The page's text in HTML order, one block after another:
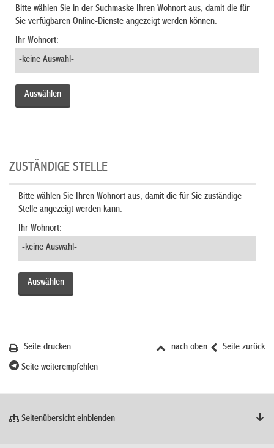
Bitte wählen Sie in der Suchmaske Ihren Wohnort aus, damit die für
Sie verfügbaren Online-Dienste angezeigt werden können.
Ihr Wohnort:
ZUSTÄNDIGE STELLE
Bitte wählen Sie Ihren Wohnort aus, damit die für Sie zuständige
Stelle angezeigt werden kann.
Ihr Wohnort:
Seite zurück
nach oben
Seite drucken
Seite weiterempfehlen
Seitenübersicht einblenden